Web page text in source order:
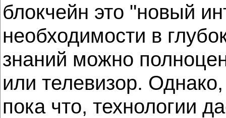
блокчейн это "новый
необходимости в
знаний можно
или телевизор.
пока что, технологии